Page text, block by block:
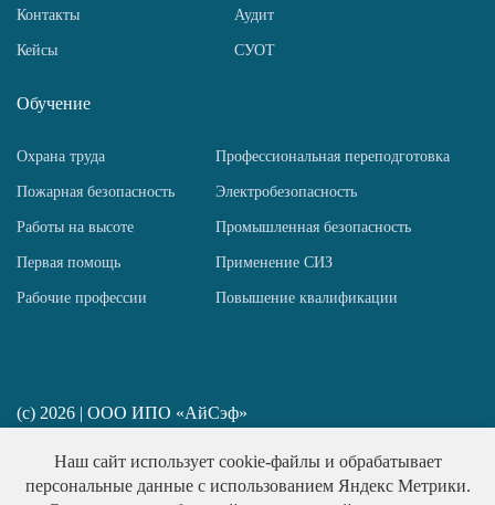
Контакты
Кейсы
Аудит
СУОТ
Обучение
Охрана труда Профессиональная переподготовка
Пожарная безопасность Электробезопасность
Работы на высоте Промышленная безопасность
Первая помощь Применение СИЗ
Рабочие профессии Повышение квалификации
(c) 2026 | ООО ИПО «АйСэф»
Политика конфиденциальности
Наш сайт использует cookie-файлы и обрабатывает
персональные данные с использованием Яндекс Метрики.